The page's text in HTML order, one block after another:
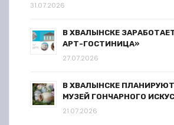
31.07.2026
В ХВАЛЫНСКЕ
АРТ-ГОСТИНИЦА»
27.07.2026
В ХВАЛЫНСКЕ
МУЗЕЙ ГОНЧАРНОГО
21.07.2026